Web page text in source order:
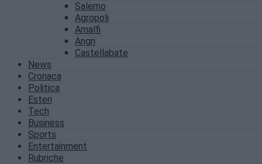
Salerno
Agropoli
Amalfi
Angri
Castellabate
News
Cronaca
Politica
Esteri
Tech
Business
Sports
Entertainment
Rubriche